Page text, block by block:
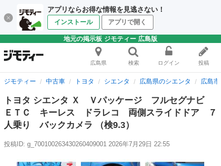
アプリならお得な情報を見逃さない！
インストール アプリで開く
地元の掲示板 ジモティー 広島版
広島県 検索 ログイン 投稿
ジモティー 中古車 トヨタ シエンタ 広島県のシエンタ 広島
トヨタ シエンタ Ｘ Ｖパッケージ フルセグナビ
ＥＴＣ キーレス ドラレコ 両側スライドドア ７
人乗り バックカメラ （検9.3）
投稿ID: g_700100263430260409001 2026年7月29日 22:55